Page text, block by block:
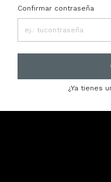
Confirmar contraseña
¿Ya tienes